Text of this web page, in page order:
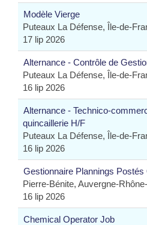
Modèle Vierge
Puteaux La Défense, Île-de-
17 lip 2026
Alternance - Contrôle de
Puteaux La Défense, Île-de-
16 lip 2026
Alternance - Technico-
quincaillerie H/F
Puteaux La Défense, Île-de-
16 lip 2026
Gestionnaire Plannings
Pierre-Bénite, Auvergne-
16 lip 2026
Chemical Operator Job